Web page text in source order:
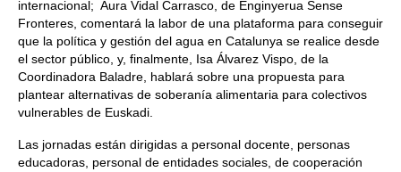
internacional; Aura Vidal Carrasco, de Enginyerua Sense
Fronteres, comentará la labor de una plataforma para conseguir
que la política y gestión del agua en Catalunya se realice desde
el sector público, y, finalmente, Isa Álvarez Vispo, de la
Coordinadora Baladre, hablará sobre una propuesta para
plantear alternativas de soberanía alimentaria para colectivos
vulnerables de Euskadi.
Las jornadas están dirigidas a personal docente, personas
educadoras, personal de entidades sociales, de cooperación